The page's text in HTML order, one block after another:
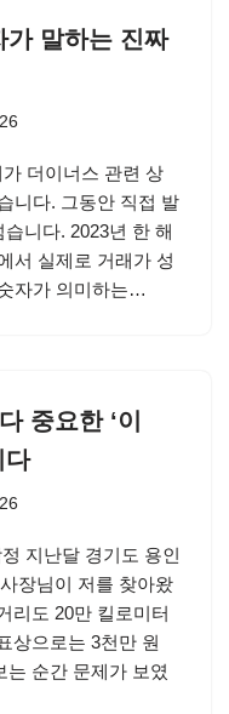
가 말하는 진짜
더이너스 관련 상
니다. 그동안 직접 발
니다. 2023년 한 해
서 실제로 거래가 성
자가 의미하는…
중요한 ‘이
다
지난달 경기도 용인
장님이 저를 찾아왔
리도 20만 킬로미터
상으로는 3천만 원
는 순간 문제가 보였